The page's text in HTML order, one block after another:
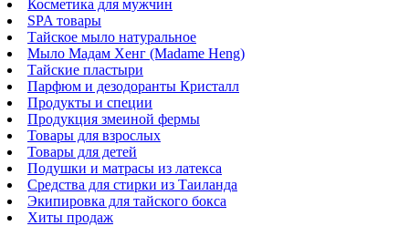
Косметика для мужчин
SPA товары
Тайское мыло натуральное
Мыло Мадам Хенг (Madame Heng)
Тайские пластыри
Парфюм и дезодоранты Кристалл
Продукты и специи
Продукция змеиной фермы
Товары для взрослых
Товары для детей
Подушки и матрасы из латекса
Средства для стирки из Таиланда
Экипировка для тайского бокса
Хиты продаж